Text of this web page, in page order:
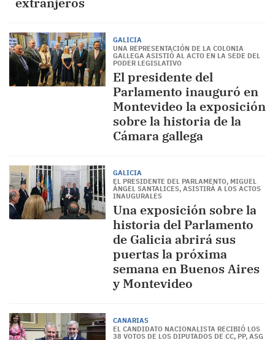
GALICIA
UNA REPRESENTACIÓN DE LA COLONIA
GALLEGA ASISTIÓ AL ACTO EN LA SEDE DEL
PODER LEGISLATIVO
El presidente del
Parlamento inauguró en
Montevideo la exposición
sobre la historia de la
Cámara gallega
GALICIA
EL PRESIDENTE DEL PARLAMENTO, MIGUEL
ÁNGEL SANTALICES, ASISTIRÁ A LOS ACTOS
INAUGURALES
Una exposición sobre la
historia del Parlamento
de Galicia abrirá sus
puertas la próxima
semana en Buenos Aires
y Montevideo
CANARIAS
EL CANDIDATO NACIONALISTA RECIBIÓ LOS
38 VOTOS DE LOS DIPUTADOS DE CC, PP, ASG